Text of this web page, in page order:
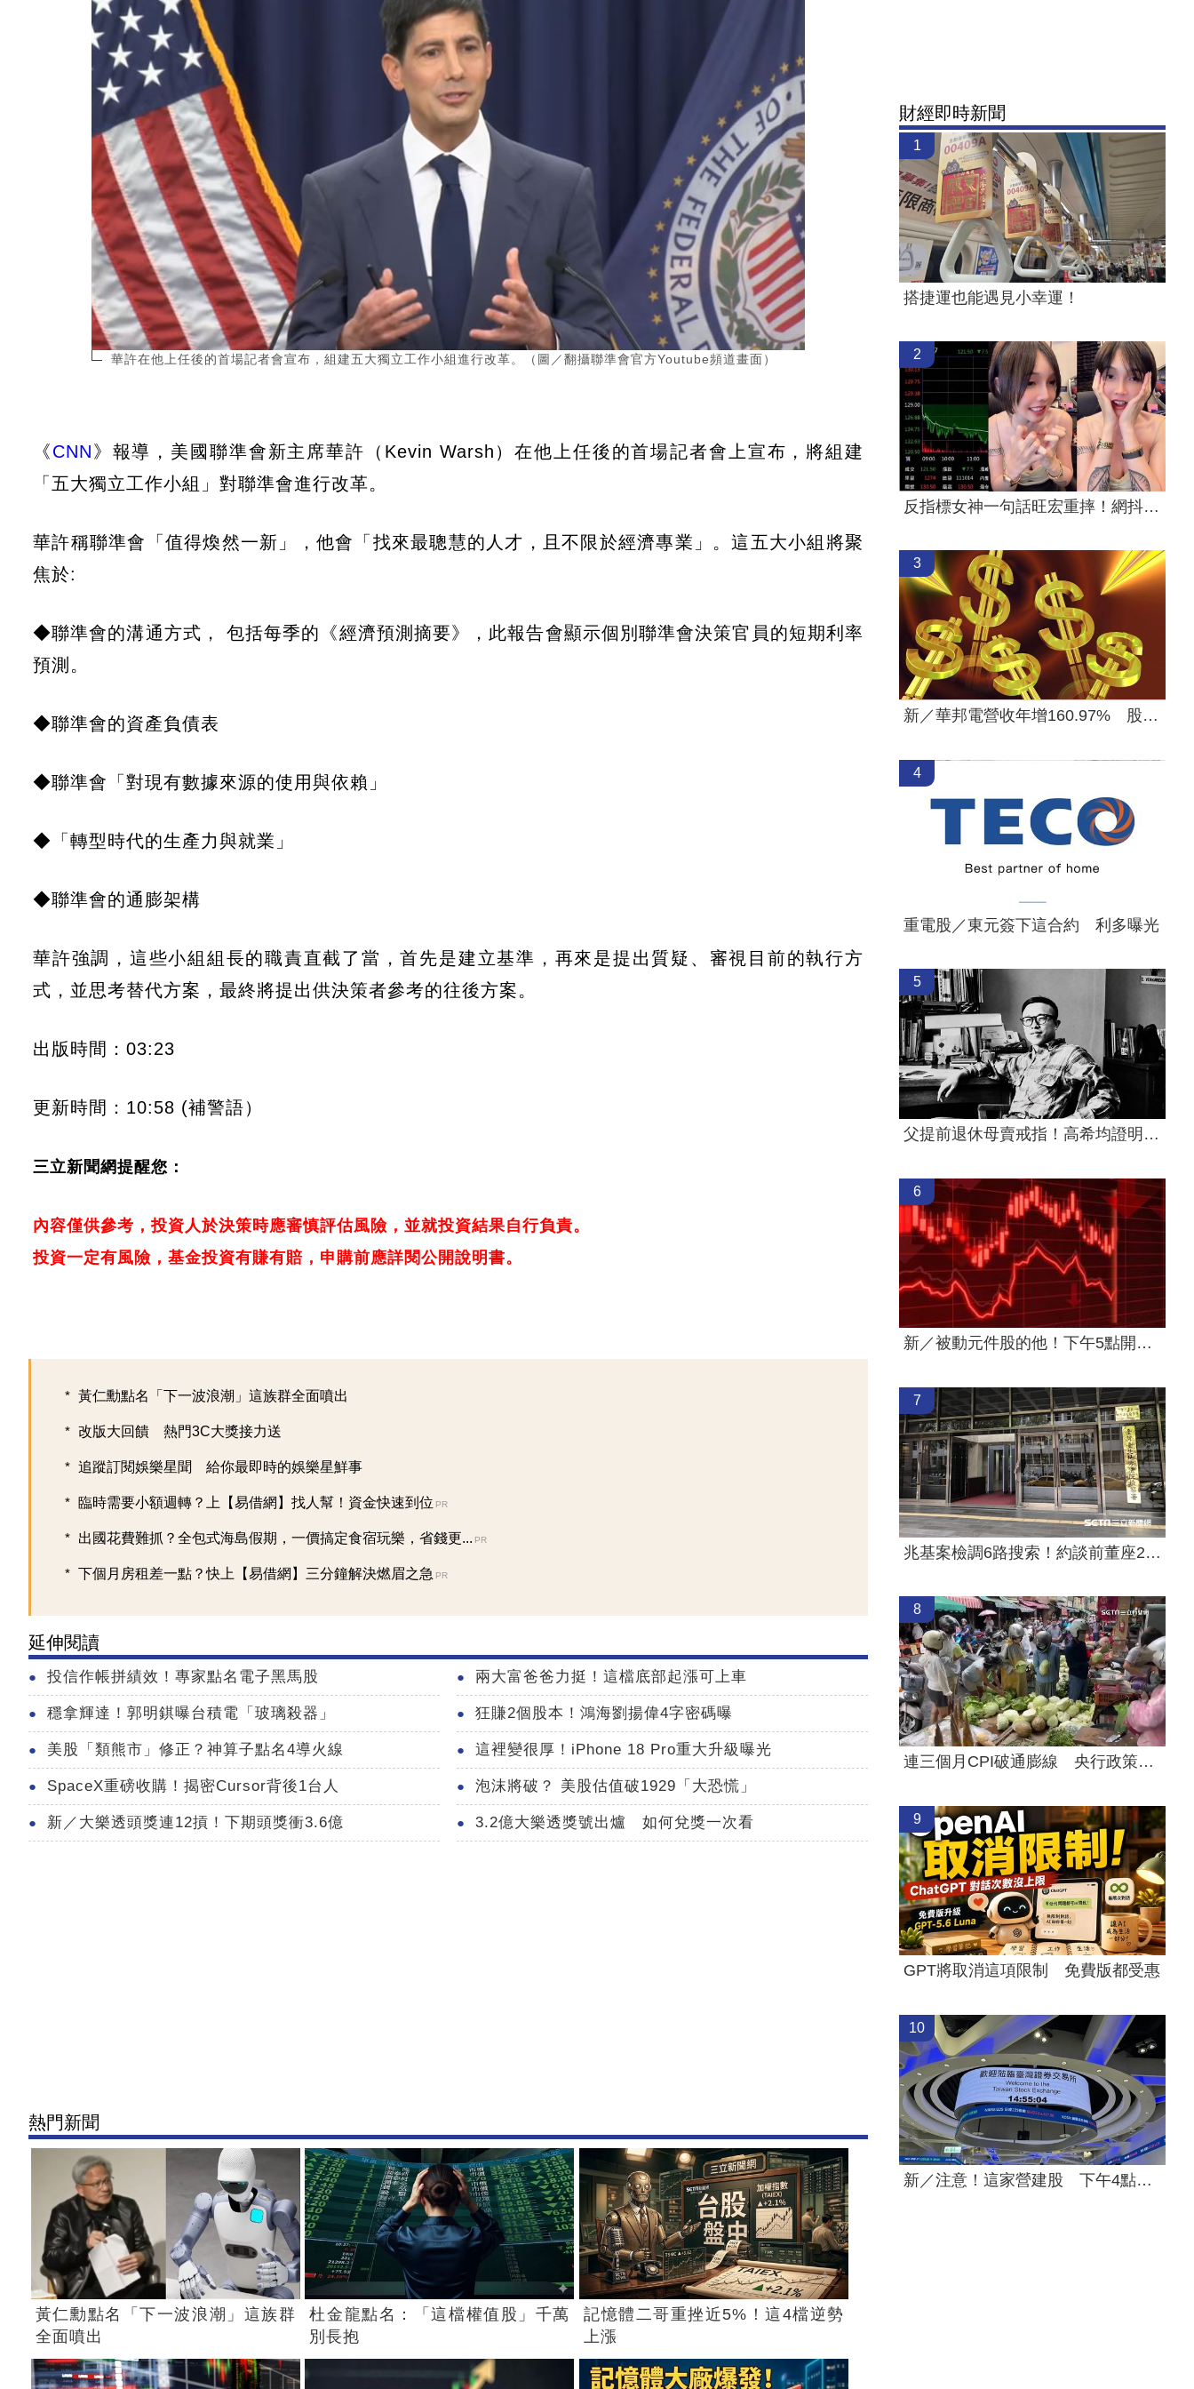
華許在他上任後的首場記者會宣布，組建五大獨立工作小組進行改革。（圖／翻攝聯準會官方Youtube頻道畫面）
《CNN》報導，美國聯準會新主席華許（Kevin Warsh）在他上任後的首場記者會上宣布，將組建
「五大獨立工作小組」對聯準會進行改革。
華許稱聯準會「值得煥然一新」，他會「找來最聰慧的人才，且不限於經濟專業」。這五大小組將聚
焦於:
◆聯準會的溝通方式， 包括每季的《經濟預測摘要》，此報告會顯示個別聯準會決策官員的短期利率
預測。
◆聯準會的資產負債表
◆聯準會「對現有數據來源的使用與依賴」
◆「轉型時代的生產力與就業」
◆聯準會的通膨架構
華許強調，這些小組組長的職責直截了當，首先是建立基準，再來是提出質疑、審視目前的執行方
式，並思考替代方案，最終將提出供決策者參考的往後方案。
出版時間：03:23
更新時間：10:58 (補警語）
三立新聞網提醒您：
內容僅供參考，投資人於決策時應審慎評估風險，並就投資結果自行負責。
投資一定有風險，基金投資有賺有賠，申購前應詳閱公開說明書。
黃仁勳點名「下一波浪潮」這族群全面噴出
改版大回饋 熱門3C大獎接力送
追蹤訂閱娛樂星聞 給你最即時的娛樂星鮮事
臨時需要小額週轉？上【易借網】找人幫！資金快速到位 PR
出國花費難抓？全包式海島假期，一價搞定食宿玩樂，省錢更... PR
下個月房租差一點？快上【易借網】三分鐘解決燃眉之急 PR
延伸閱讀
投信作帳拼績效！專家點名電子黑馬股 兩大富爸爸力挺！這檔底部起漲可上車
穩拿輝達！郭明錤曝台積電「玻璃殺器」 狂賺2個股本！鴻海劉揚偉4字密碼曝
美股「類熊市」修正？神算子點名4導火線 這裡變很厚！iPhone 18 Pro重大升級曝光
SpaceX重磅收購！揭密Cursor背後1台人 泡沫將破？ 美股估值破1929「大恐慌」
新／大樂透頭獎連12摃！下期頭獎衝3.6億 3.2億大樂透獎號出爐 如何兌獎一次看
熱門新聞
黃仁勳點名「下一波浪潮」這族群
全面噴出
杜金龍點名：「這檔權值股」千萬
別長抱
記憶體二哥重挫近5%！這4檔逆勢
上漲
財經即時新聞
1
搭捷運也能遇見小幸運！
2
反指標女神一句話旺宏重摔！網抖：求放過
3
新／華邦電營收年增160.97% 股價評析
4
重電股／東元簽下這合約 利多曝光
5
父提前退休母賣戒指！高希均證明這1件事
6
新／被動元件股的他！下午5點開重訊
7
兆基案檢調6路搜索！約談前董座2高層到案
8
連三個月CPI破通膨線 央行政策走勢曝
9
GPT將取消這項限制 免費版都受惠
10
新／注意！這家營建股 下午4點開重訊